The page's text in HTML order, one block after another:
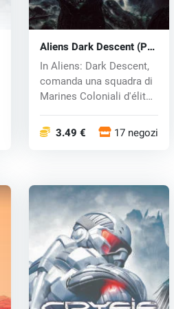
Aliens Dark Descent (PC)
key
In Aliens: Dark Descent,
comanda una squadra di
Marines Coloniali d'élite
3.49 € 17 negozi